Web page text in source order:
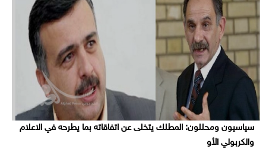
سياسيون ومحللون: المطلك يتخلى عن اتفاقاته بما يطرحه في الاعلام
والكربولي الأو